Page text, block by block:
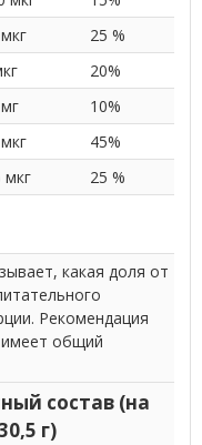
25 %
20%
10%
45%
мкг
25 %
какая доля от
Рекомендация
имеет общий
состав (на
г)